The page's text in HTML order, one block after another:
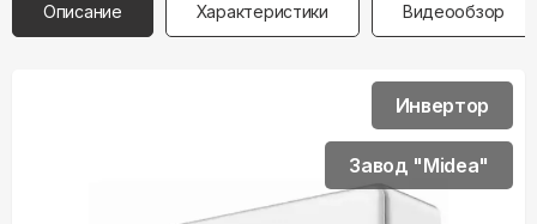
Описание Характеристики Видеообзор
Инвертор
Завод "Midea"